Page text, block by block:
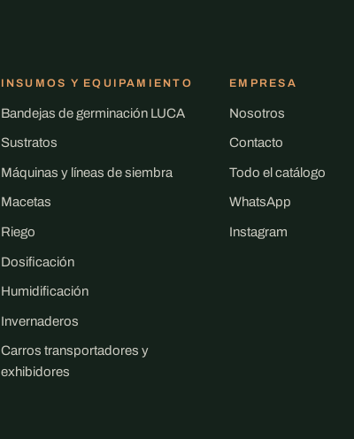
INSUMOS Y EQUIPAMIENTO
Bandejas de germinación LUCA
Sustratos
Máquinas y líneas de siembra
Macetas
Riego
Dosificación
Humidificación
Invernaderos
Carros transportadores y
exhibidores
EMPRESA
Nosotros
Contacto
Todo el catálogo
WhatsApp
Instagram